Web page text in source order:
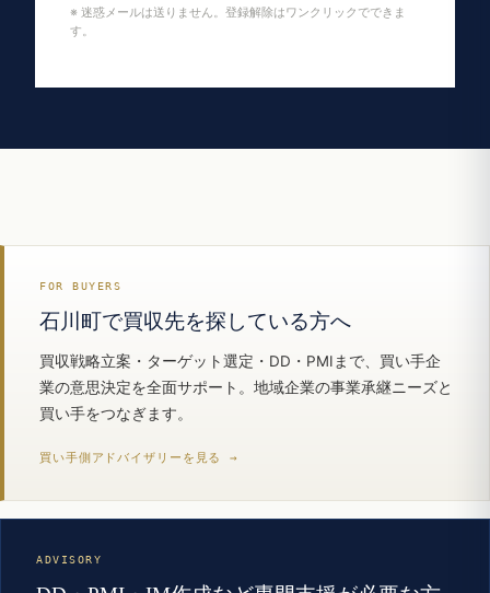
※ 迷惑メールは送りません。登録解除はワンクリックでできま
す。
FOR BUYERS
石川町で買収先を探している方へ
買収戦略立案・ターゲット選定・DD・PMIまで、買い手企
業の意思決定を全面サポート。地域企業の事業承継ニーズと
買い手をつなぎます。
買い手側アドバイザリーを見る →
ADVISORY